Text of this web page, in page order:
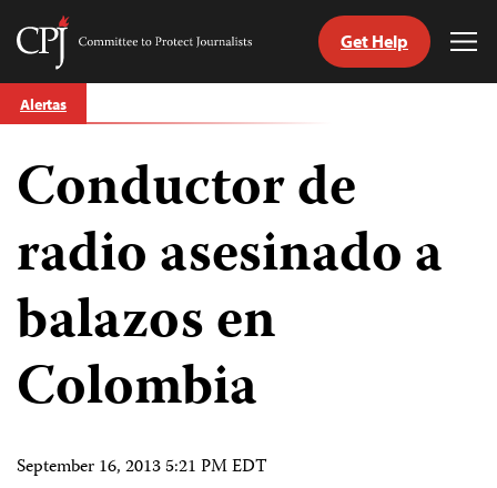
Skip
to
Committee
Journalists
Get Help
Alertas
Conductor de
radio asesinado a
balazos en
Colombia
September 16, 2013 5:21 PM EDT